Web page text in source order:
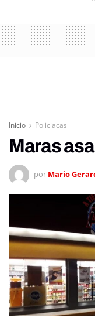
Inicio Policiacas
Maras
por Mario